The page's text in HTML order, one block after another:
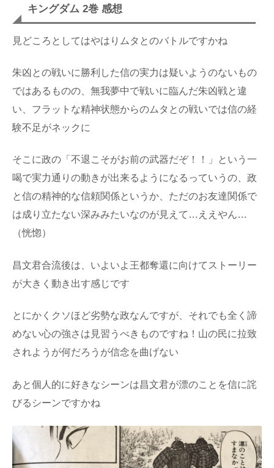
キングダム 2巻 感想
見どころとしてはやはりムタとのバトルですかね
朱凶との戦いに勝利した信の実力は疑いようのないもの
ではあるものの、無我夢中で戦いに臨んだ朱凶戦と違
い、フラットな精神状態からのムタとの戦いでは信の経
験不足がネックに
そこに政の「不退こそがお前の武器だぞ！！」という一
喝で実力通りの動きが出来るようになるっていうの、政
と信の精神的な信頼関係というか、ただのお友達関係で
は成り立たない深みみたいなのが見えて…ええやん…
（恍惚）
昌文君合流後は、いよいよ王都奪還に向けてストーリー
が大きく動き出す感じです
とにかくクソほど劣勢な政なんですが、それでも全く諦
めない心の強さは見習うべきものですね！山の民に拉致
されようが何だろうが信念を曲げない
あと個人的に好きなシーンは昌文君が漂のことを信に詫
びるシーンですかね